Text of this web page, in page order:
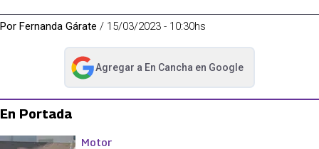
Por Fernanda Gárate / 15/03/2023 - 10:30hs
Agregar a En Cancha en Google
abre en nueva pestaña
En Portada
Motor